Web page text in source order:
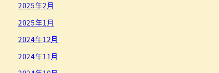
2025年2月
2025年1月
2024年12月
2024年11月